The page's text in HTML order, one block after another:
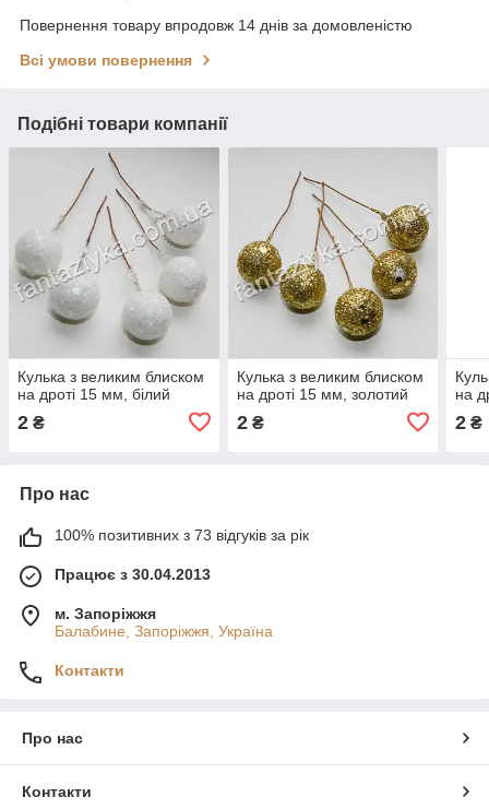
Повернення товару впродовж 14 днів за домовленістю
Всі умови повернення
Подібні товари компанії
Кулька з великим блиском
на дроті 15 мм, білий
2 ₴
Кулька з великим блиском
на дроті 15 мм, золотий
2₴
на
2 ₴
Про нас
100% позитивних з 73 відгуків за рік
Працює з 30.04.2013
м. Запоріжжя
Балабине, Запоріжжя, Україна
Контакти
Про нас
Контакти